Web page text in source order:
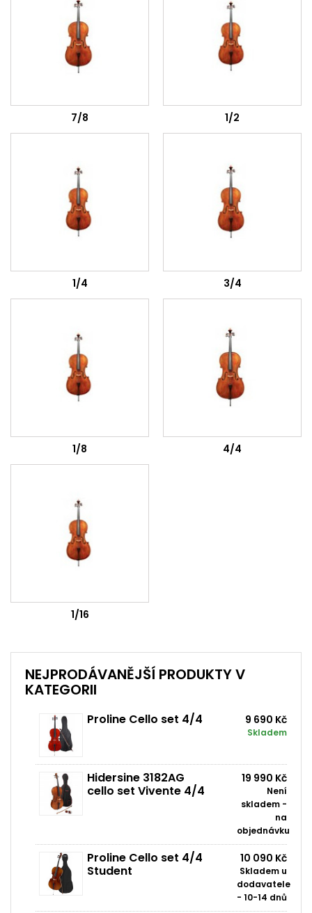
7/8 1/2
1/4 3/4
1/8 4/4
1/16
NEJPRODÁVANĚJŠÍ PRODUKTY V
KATEGORII
Proline Cello set 4/4 9 690 Kč
Skladem
Hidersine 3182AG
cello set Vivente 4/4
19 990 Kč
Není
skladem -
na
objednávku
Proline Cello set 4/4
Student
10 090 Kč
Skladem u
dodavatele
- 10-14 dnů